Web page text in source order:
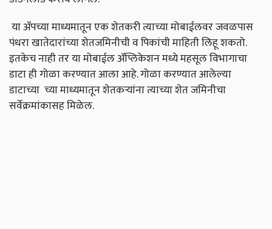
या ॲपच्या माध्यमातून एक शेतकरी त्याच्या मोबाईलवर जवळपास
पंधरा खातेदारांच्या शेतजमिनीची व पिकांची माहिती लिहू शकतो.
इतकेच नाही तर या मोबाईल ॲप्लिकेशन मध्ये महसूल विभागाचा
डाटा ही गोळा करण्यात आला आहे. गोळा करण्यात आलेल्या
डाटाच्या च्या माध्यमातून शेतकऱ्यांना त्याच्या शेत जमिनीचा
सर्वेक्रमांकासह मिळेल.